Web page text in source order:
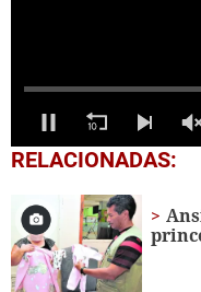
0
seconds
12
seconds
RELACIONADAS: